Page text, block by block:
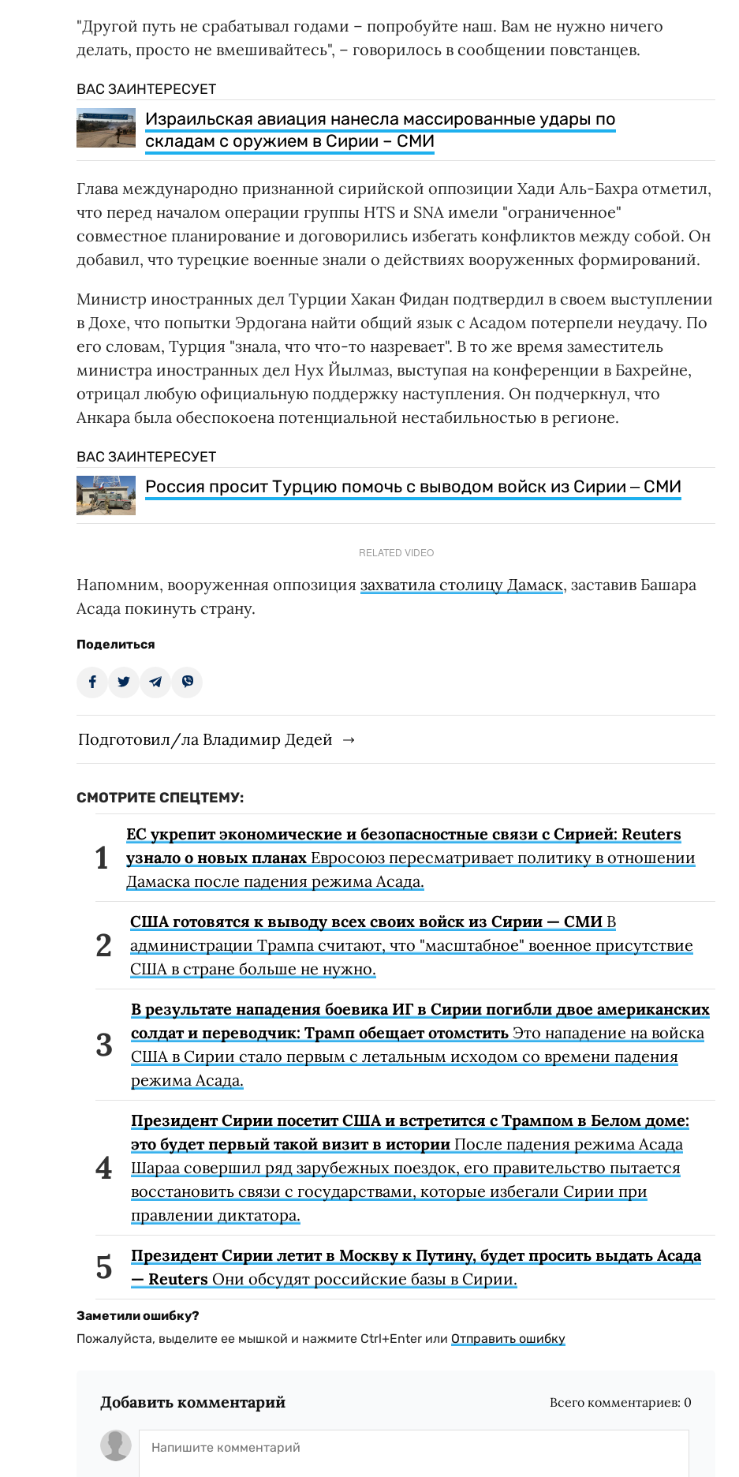
"Другой путь не срабатывал годами – попробуйте наш. Вам не нужно ничего
делать, просто не вмешивайтесь", – говорилось в сообщении повстанцев.
ВАС ЗАИНТЕРЕСУЕТ
Израильская авиация нанесла массированные удары по
складам с оружием в Сирии – СМИ
Глава международно признанной сирийской оппозиции Хади Аль-Бахра отметил,
что перед началом операции группы HTS и SNA имели "ограниченное"
совместное планирование и договорились избегать конфликтов между собой. Он
добавил, что турецкие военные знали о действиях вооруженных формирований.
Министр иностранных дел Турции Хакан Фидан подтвердил в своем выступлении
в Дохе, что попытки Эрдогана найти общий язык с Асадом потерпели неудачу. По
его словам, Турция "знала, что что-то назревает". В то же время заместитель
министра иностранных дел Нух Йылмаз, выступая на конференции в Бахрейне,
отрицал любую официальную поддержку наступления. Он подчеркнул, что
Анкара была обеспокоена потенциальной нестабильностью в регионе.
ВАС ЗАИНТЕРЕСУЕТ
Россия просит Турцию помочь с выводом войск из Сирии ‒ СМИ
RELATED VIDEO
Напомним, вооруженная оппозиция захватила столицу Дамаск, заставив Башара
Асада покинуть страну.
Поделиться
Подготовил/ла Владимир Дедей
СМОТРИТЕ СПЕЦТЕМУ:
ЕС укрепит экономические и безопасностные связи с Сирией: Reuters
узнало о новых планах Евросоюз пересматривает политику в отношении
Дамаска после падения режима Асада.
США готовятся к выводу всех своих войск из Сирии — СМИ В
администрации Трампа считают, что "масштабное" военное присутствие
США в стране больше не нужно.
В результате нападения боевика ИГ в Сирии погибли двое американских
солдат и переводчик: Трамп обещает отомстить Это нападение на войска
США в Сирии стало первым с летальным исходом со времени падения
режима Асада.
Президент Сирии посетит США и встретится с Трампом в Белом доме:
это будет первый такой визит в истории После падения режима Асада
Шараа совершил ряд зарубежных поездок, его правительство пытается
восстановить связи с государствами, которые избегали Сирии при
правлении диктатора.
Президент Сирии летит в Москву к Путину, будет просить выдать Асада
— Reuters Они обсудят российские базы в Сирии.
Заметили ошибку?
Пожалуйста, выделите ее мышкой и нажмите Ctrl+Enter или Отправить ошибку
Добавить комментарий Всего комментариев: 0